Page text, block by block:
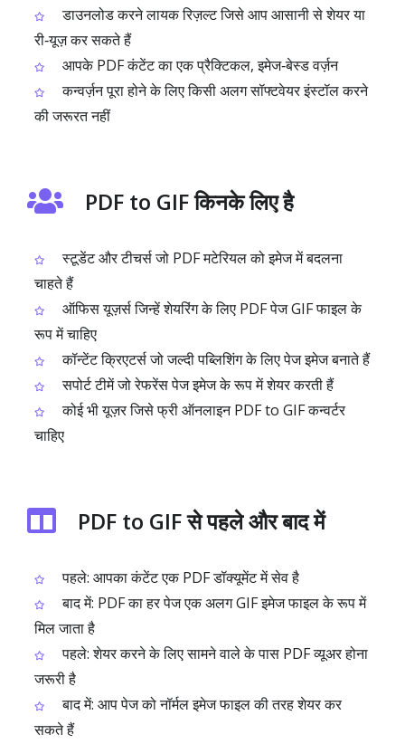
डाउनलोड करने लायक रिज़ल्ट जिसे आप आसानी से शेयर या
री‑यूज़ कर सकते हैं
आपके PDF कंटेंट का एक प्रैक्टिकल, इमेज‑बेस्ड वर्ज़न
कन्वर्ज़न पूरा होने के लिए किसी अलग सॉफ्टवेयर इंस्टॉल करने
की जरूरत नहीं
PDF to GIF किनके लिए है
स्टूडेंट और टीचर्स जो PDF मटेरियल को इमेज में बदलना
चाहते हैं
ऑफिस यूज़र्स जिन्हें शेयरिंग के लिए PDF पेज GIF फाइल के
रूप में चाहिए
कॉन्टेंट क्रिएटर्स जो जल्दी पब्लिशिंग के लिए पेज इमेज बनाते हैं
सपोर्ट टीमें जो रेफरेंस पेज इमेज के रूप में शेयर करती हैं
कोई भी यूज़र जिसे फ्री ऑनलाइन PDF to GIF कन्वर्टर
चाहिए
PDF to GIF से पहले और बाद में
पहले: आपका कंटेंट एक PDF डॉक्यूमेंट में सेव है
बाद में: PDF का हर पेज एक अलग GIF इमेज फाइल के रूप में
मिल जाता है
पहले: शेयर करने के लिए सामने वाले के पास PDF व्यूअर होना
जरूरी है
बाद में: आप पेज को नॉर्मल इमेज फाइल की तरह शेयर कर
सकते हैं